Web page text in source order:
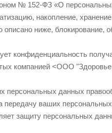
№ 152-ФЗ «О
накопление,
ниже, блокирование,
конфиденциальность
компанией <ООО
данных
передачу ваших
защиту персональных